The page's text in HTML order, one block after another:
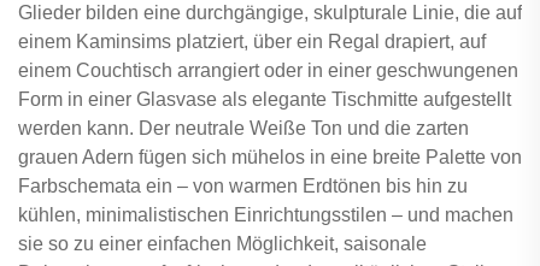
Glieder bilden eine durchgängige, skulpturale Linie, die auf
einem Kaminsims platziert, über ein Regal drapiert, auf
einem Couchtisch arrangiert oder in einer geschwungenen
Form in einer Glasvase als elegante Tischmitte aufgestellt
werden kann. Der neutrale Weiße Ton und die zarten
grauen Adern fügen sich mühelos in eine breite Palette von
Farbschemata ein – von warmen Erdtönen bis hin zu
kühlen, minimalistischen Einrichtungsstilen – und machen
sie so zu einer einfachen Möglichkeit, saisonale